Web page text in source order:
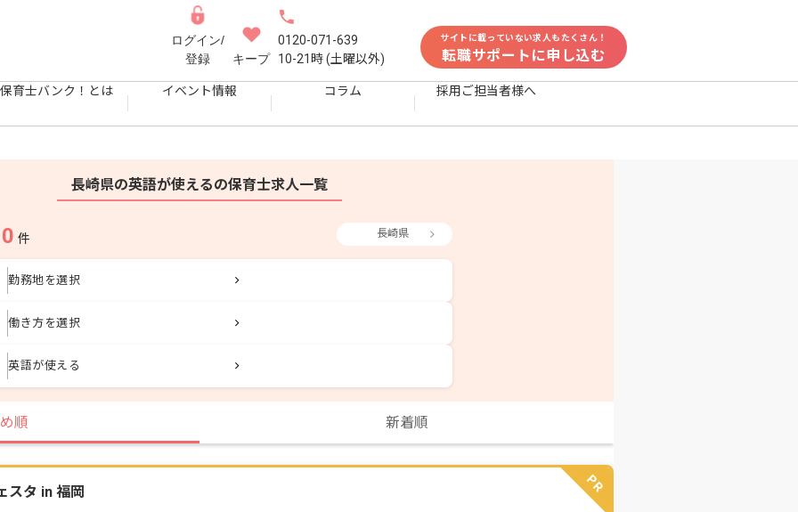
ログイン/
登録
キープ
0120-071-639
10-21時 (土曜以外)
サイトに載っていない求人もたくさん！
転職サポートに申し込む
保育士バンク！とは イベント情報 コラム 採用ご担当者様へ
長崎県の英語が使えるの保育士求人一覧
0 件 長崎県
勤務地を選択
働き方を選択
英語が使える
順 新着順
PR
スタ in 福岡